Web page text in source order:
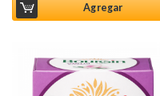
Agregar